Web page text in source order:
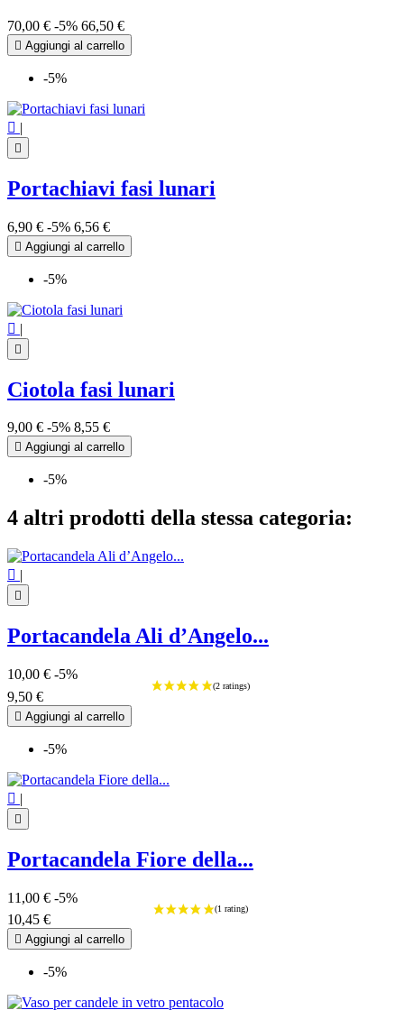
70,00 € -5% 66,50 €
 Aggiungi al carrello
-5%
 |

Portachiavi fasi lunari
6,90 € -5% 6,56 €
 Aggiungi al carrello
-5%
 |

Ciotola fasi lunari
9,00 € -5% 8,55 €
 Aggiungi al carrello
-5%
4 altri prodotti della stessa categoria:
 |

Portacandela Ali d’Angelo...
10,00 € -5%
9,50 €
 Aggiungi al carrello
-5%
 |

Portacandela Fiore della...
11,00 € -5%
10,45 €
 Aggiungi al carrello
-5%